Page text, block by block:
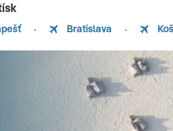
Bratislava